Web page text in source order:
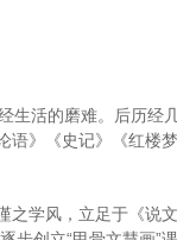
生活的磨难。后历经
语》《史记》《红
之学风，立足于《说